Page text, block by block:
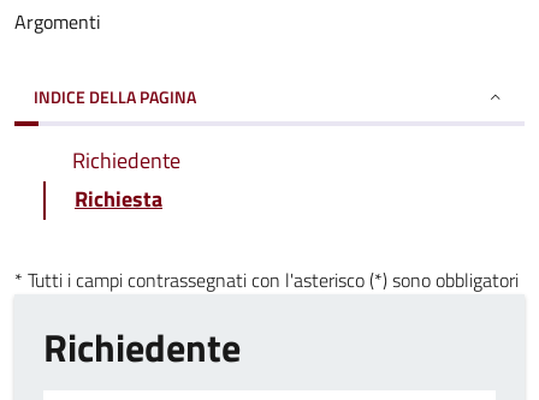
Argomenti
INDICE DELLA PAGINA
Richiedente
Richiesta
* Tutti i campi contrassegnati con l'asterisco (*) sono obbligatori
Richiedente